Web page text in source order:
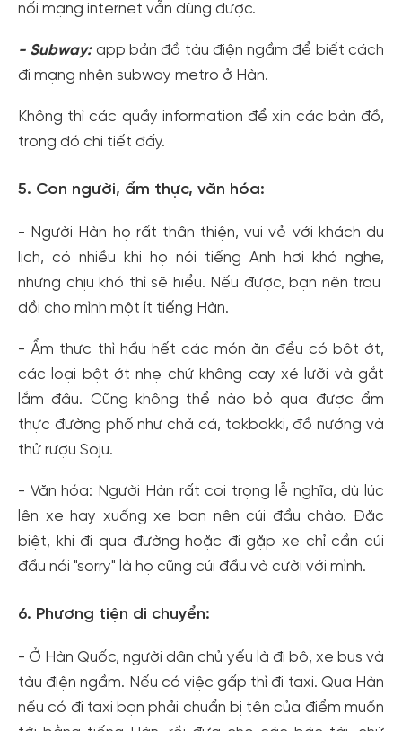
nối mạng internet vẫn dùng được.
- Subway:app bản đồ tàu điện ngầm để biết cách
đi mạng nhện subway metro ở Hàn.
Không thì các quầy information để xin các bản đồ,
trong đó chi tiết đấy.
5. Con người, ẩm thực, văn hóa:
- Người Hàn họ rất thân thiện, vui vẻ với khách du
lịch, có nhiều khi họ nói tiếng Anh hơi khó nghe,
nhưng chịu khó thì sẽ hiểu. Nếu được, bạn nên trau
dồi cho mình một ít tiếng Hàn.
- Ẩm thực thì hầu hết các món ăn đều có bột ớt,
các loại bột ớt nhẹ chứ không cay xé lưỡi và gắt
lắm đâu. Cũng không thể nào bỏ qua được ẩm
thực đường phố như chả cá, tokbokki, đồ nướng và
thử rượu Soju.
- Văn hóa: Người Hàn rất coi trọng lễ nghĩa, dù lúc
lên xe hay xuống xe bạn nên cúi đầu chào. Đặc
biệt, khi đi qua đường hoặc đi gặp xe chỉ cần cúi
đầu nói "sorry" là họ cũng cúi đầu và cười với mình.
6. Phương tiện di chuyển:
- Ở Hàn Quốc, người dân chủ yếu là đi bộ, xe bus và
tàu điện ngầm. Nếu có việc gấp thì đi taxi. Qua Hàn
nếu có đi taxi bạn phải chuẩn bị tên của điểm muốn